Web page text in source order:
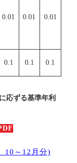
0.01 0.01 0.01
0.1 0.1 0.1
応ずる基準年利
10～12月分)